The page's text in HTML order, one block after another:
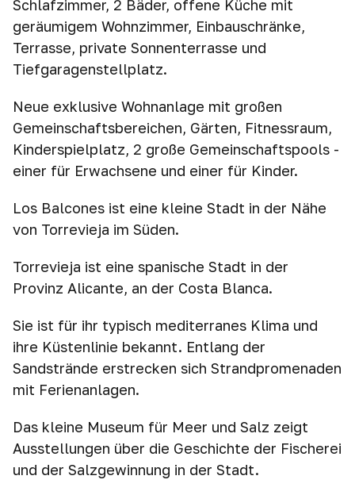
Schlafzimmer, 2 Bäder, offene Küche mit
geräumigem Wohnzimmer, Einbauschränke,
Terrasse, private Sonnenterrasse und
Tiefgaragenstellplatz.
Neue exklusive Wohnanlage mit großen
Gemeinschaftsbereichen, Gärten, Fitnessraum,
Kinderspielplatz, 2 große Gemeinschaftspools -
einer für Erwachsene und einer für Kinder.
Los Balcones ist eine kleine Stadt in der Nähe
von Torrevieja im Süden.
Torrevieja ist eine spanische Stadt in der
Provinz Alicante, an der Costa Blanca.
Sie ist für ihr typisch mediterranes Klima und
ihre Küstenlinie bekannt. Entlang der
Sandstrände erstrecken sich Strandpromenaden
mit Ferienanlagen.
Das kleine Museum für Meer und Salz zeigt
Ausstellungen über die Geschichte der Fischerei
und der Salzgewinnung in der Stadt.